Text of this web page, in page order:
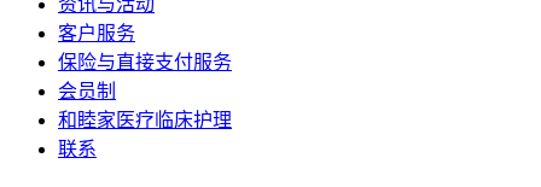
资讯与活动
客户服务
保险与直接支付服务
会员制
和睦家医疗临床护理
联系